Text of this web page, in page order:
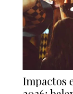
Impactos